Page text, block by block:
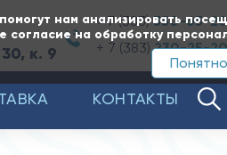
нам анализировать
согласие на обработку
Понятно
к. 9
+ 7 (383)350-65-20
+ 7 (383)230-25-20
КОНТАКТЫ